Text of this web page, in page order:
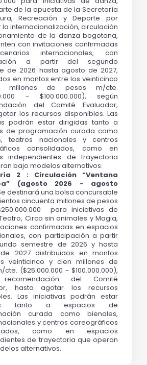
de la apuesta de la Secretaría
Recreación y Deporte por
la internacionalización, circulación
de la danza bogotana,
con invitaciones confirmadas
internacionales, con
a partir del segundo
de 2026 hasta agosto de 2027,
en montos entre los veinticinco
de pesos m/cte.
- $100.000.000), según
del Comité Evaluador,
los recursos disponibles. Las
podrán estar dirigidas tanto a
de programación curada como
teatros nacionales y centros
consolidados, como en
independientes de trayectoria
bajo modelos alternativos.
2 : Circulación “Ventana
(agosto 2026 - agosto
destinará una bolsa concursable
cincuenta millones de pesos
para iniciativas de
Circo sin animales y Magia,
confirmadas en espacios
con participación a partir
semestre de 2026 y hasta
2027 distribuidos en montos
veinticinco y cien millones de
cte. ($25.000.000 - $100.000.000),
del Comité
hasta agotar los recursos
Las iniciativas podrán estar
tanto a espacios de
curada como bienales,
y centros coreográficos
como en espacios
de trayectoria que operan
alternativos.